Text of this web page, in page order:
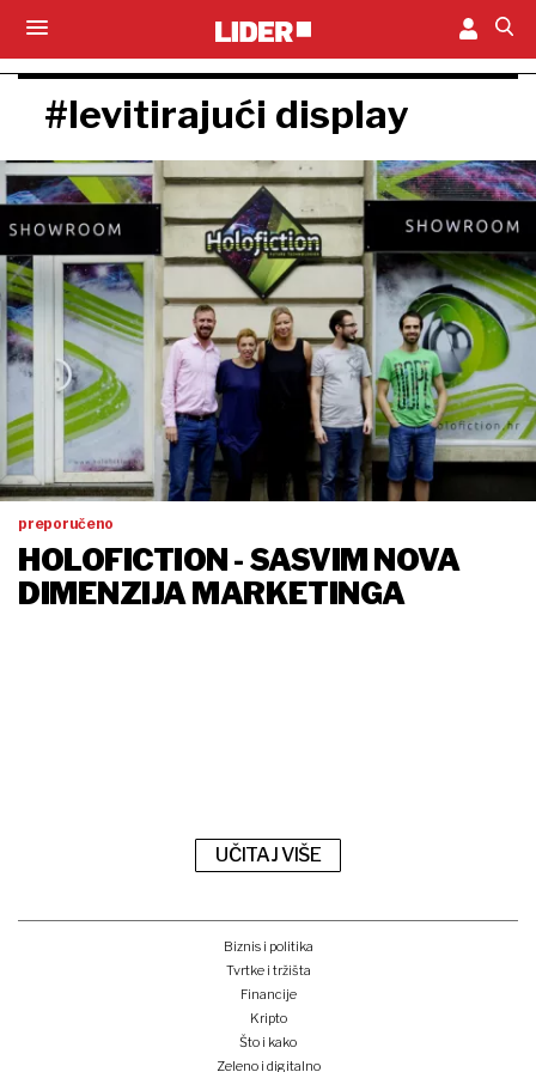
#levitirajući display
preporučeno
HOLOFICTION - SASVIM NOVA
DIMENZIJA MARKETINGA
UČITAJ VIŠE
Biznis i politika
Tvrtke i tržišta
Financije
Kripto
Što i kako
Zeleno i digitalno